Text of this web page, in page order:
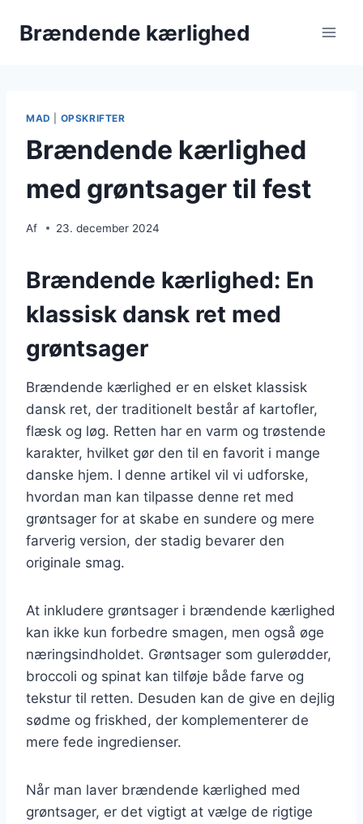
Brændende kærlighed
MAD OPSKRIFTER
Brændende kærlighed
med grøntsager til fest
Af 23. december 2024
Brændende kærlighed: En
klassisk dansk ret med
grøntsager
Brændende kærlighed er en elsket klassisk
dansk ret, der traditionelt består af kartofler,
flæsk og løg. Retten har en varm og trøstende
karakter, hvilket gør den til en favorit i mange
danske hjem. I denne artikel vil vi udforske,
hvordan man kan tilpasse denne ret med
grøntsager for at skabe en sundere og mere
farverig version, der stadig bevarer den
originale smag.
At inkludere grøntsager i brændende kærlighed
kan ikke kun forbedre smagen, men også øge
næringsindholdet. Grøntsager som gulerødder,
broccoli og spinat kan tilføje både farve og
tekstur til retten. Desuden kan de give en dejlig
sødme og friskhed, der komplementerer de
mere fede ingredienser.
Når man laver brændende kærlighed med
grøntsager, er det vigtigt at vælge de rigtige